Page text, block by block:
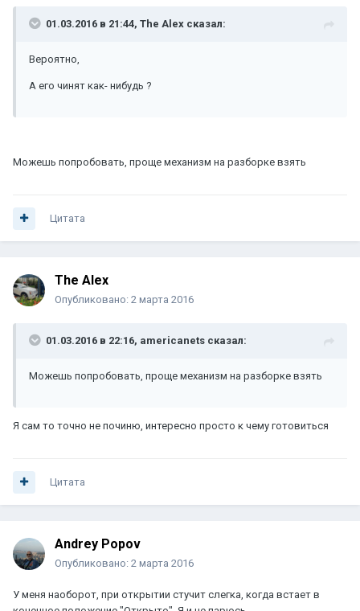
01.03.2016 в 21:44, The Alex сказал:
Вероятно,
А его чинят как- нибудь ?
Можешь попробовать, проще механизм на разборке взять
Цитата
The Alex
Опубликовано: 2 марта 2016
01.03.2016 в 22:16, americanets сказал:
Можешь попробовать, проще механизм на разборке взять
Я сам то точно не починю, интересно просто к чему готовиться
Цитата
Andrey Popov
Опубликовано: 2 марта 2016
У меня наоборот, при открытии стучит слегка, когда встает в